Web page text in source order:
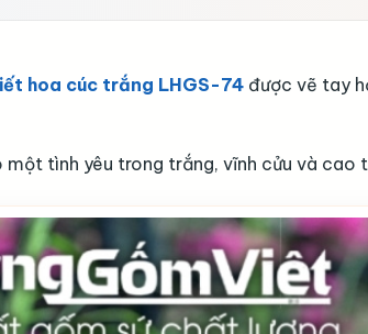
hoa cúc trắng LHGS-74 được vẽ tay
tình yêu trong trắng, vĩnh cửu và cao